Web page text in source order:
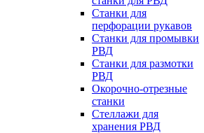
Станки для
перфорации рукавов
Станки для промывки
РВД
Станки для размотки
РВД
Окорочно-отрезные
станки
Стеллажи для
хранения РВД